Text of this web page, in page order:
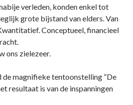
verleden, konden enkel tot
grote bijstand van elders. Van
Conceptueel, financieel
ons zielezeer.
magnifieke tentoonstelling “De
resultaat is van de inspanningen